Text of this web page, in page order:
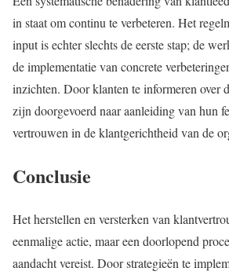
in staat om continu te verbeteren. Het
input is echter slechts de eerste stap; de
de implementatie van concrete
inzichten. Door klanten te informeren over
zijn doorgevoerd naar aanleiding van hun
vertrouwen in de klantgerichtheid van de
Conclusie
Het herstellen en versterken van
eenmalige actie, maar een doorlopend
aandacht vereist. Door strategieën te